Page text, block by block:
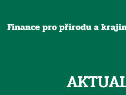
Finance pro přírodu a